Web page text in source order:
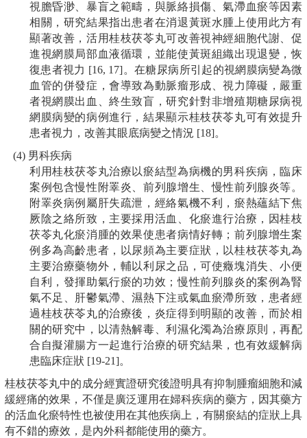
視膽昏渺、暴盲之範疇，與脈絡損傷、氣滯血瘀等因素
相關，研究結果指出患者在消退黃斑水腫上使用此方有
顯著改善，活用桂枝茯苓丸可改善視神經細胞代謝、促
進視網膜局部血液循環，並能使黃斑組織出現退變，恢
復患者視力 [16, 17]。在糖尿病所引起的視網膜病變為微
血管的併發症，會導致為動脈瘤形成、視力障礙，嚴重
者視網膜出血、終生致盲，研究針對非增殖期糖尿病視
網膜病變的病例進行，結果顯示桂枝茯苓丸可有效提升
患者視力，改善其眼底病變之情況 [18]。
(4) 男科疾病
利用桂枝茯苓丸治療以瘀結型為病機的男科疾病，臨床
案例包含慢性附睪炎、前列腺增生、慢性前列腺炎等。
附睪炎病例屬肝失疏泄，經絡氣機不利，瘀熱蘊結下焦
厥陰之絡所致，主要採用活血、化瘀進行治療，因桂枝
茯苓丸化瘀消腫的效果使患者病情好轉；前列腺增生案
例多為高齡患者，以尿頻為主要症狀，以桂枝茯苓丸為
主要治療藥物外，輔以利尿之品，可使癥塊消失、小便
自利，發揮助氣行瘀的功效；慢性前列腺炎的案例為腎
氣不足、肝鬱氣滯、濕熱下注或氣血瘀滯所致，患者經
過桂枝茯苓丸的治療後，炎症得到明顯的改善，而於相
關的研究中，以清熱解毒、利濕化濁為治療原則，再配
合自擬灌腸方一起進行治療的研究結果，也有效緩解病
患臨床症狀 [19-21]。
桂枝茯苓丸中的成分經實證研究後證明具有抑制腫瘤細胞和減
緩經痛的效果，不僅是廣泛運用在婦科疾病的藥方，因其藥方
的活血化瘀特性也被使用在其他疾病上，有關瘀結的症狀上具
有不錯的療效，是內外科都能使用的藥方。